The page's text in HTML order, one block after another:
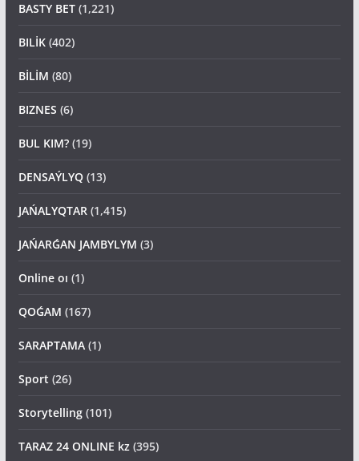
BASTY BET(1,221)
BILİK(402)
BİLİM (80)
BIZNES (6)
BUL KIM?(19)
DENSAÝLYQ(13)
JAŃALYQTAR(1,415)
JAŃARǴAN JAMBYLYM (3)
Online oı (1)
QOǴAM (167)
SARAPTAMA(1)
Sport (26)
Storytelling(101)
TARAZ 24 ONLINE kz(395)